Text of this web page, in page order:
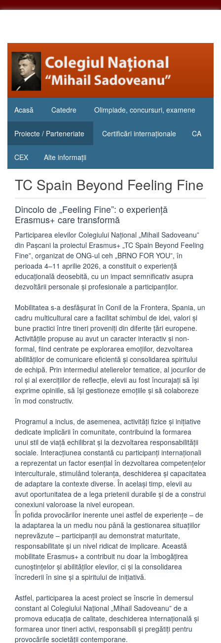
Colegiul
Național
„Mihail
Sadoveanu”
Pașcani
"Inima
educației
este
educația
inimii!"
Acasă
Catedre Olimpiade, concursuri, examene
Proiecte / Parteneriate Certificări internaționale CA
CEX Alte informații
TC Spain Beyond Feeling Fine
Dincolo de „Feeling Fine”: o experiență
Erasmus+ care transformă
Participarea elevilor Colegiului Național „Mihail Sadoveanu”
din Pașcani la proiectul Erasmus+ „TC Spain Beyond Feeling
Fine”, organizat de ONG-ul ceh „BRNO FOR YOU”, în
perioada 4–11 aprilie 2026, a constituit o experiență
educațională deosebită, cu un impact semnificativ asupra
dezvoltării personale și profesionale a participanților.
Mobilitatea s-a desfășurat în Conil de la Frontera, Spania, un
cadru multicultural care a facilitat schimbul de idei, valori și
bune practici între tineri proveniți din diferite țări europene.
Activitățile propuse au avut un caracter interactiv și non-
formal, fiind centrate pe explorarea emoțiilor, dezvoltarea
abilităților de comunicare eficientă și consolidarea spiritului
de echipă. Prin intermediul atelierelor tematice, al jocurilor de
rol și al exercițiilor de reflecție, elevii au fost încurajați să își
exprime opiniile, să își gestioneze emoțiile și să colaboreze
în mod constructiv.
Programul a inclus, de asemenea, activități fizice și inițiative
dedicate implicării în comunitate, contribuind la formarea
unui stil de viață echilibrat și la dezvoltarea responsabilității
sociale. Interacțiunea constantă cu participanți internaționali
a reprezentat un factor esențial în dezvoltarea competențelor
interculturale, stimulând toleranța, deschiderea și capacitatea
de adaptare la contexte diverse. În același timp, elevii au
avut oportunitatea de a lega prietenii durabile și de a construi
conexiuni valoroase la nivel european.
În pofida provocărilor inerente unei astfel de experiențe – de
la adaptarea la un mediu nou până la gestionarea situațiilor
neprevăzute – participanții au demonstrat maturitate,
responsabilitate și un nivel ridicat de implicare. Această
mobilitate Erasmus+ a contribuit nu doar la îmbogățirea
cunoștințelor și abilităților elevilor, ci și la consolidarea
încrederii în sine și a spiritului de inițiativă.
Astfel, participarea la acest proiect se înscrie în demersul
constant al Colegiului Național „Mihail Sadoveanu” de a
promova educația de calitate, deschiderea internațională și
formarea unor tineri activi, responsabili și pregătiți pentru
provocările societății contemporane.